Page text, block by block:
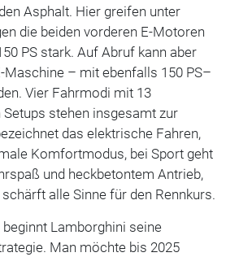
Asphalt. Hier greifen unter
die beiden vorderen E-Motoren
PS stark. Auf Abruf kann aber
Maschine – mit ebenfalls 150 PS–
Vier Fahrmodi mit 13
stehen insgesamt zur
das elektrische Fahren,
Komfortmodus, bei Sport geht
und heckbetontem Antrieb,
alle Sinne für den Rennkurs.
Lamborghini seine
Man möchte bis 2025